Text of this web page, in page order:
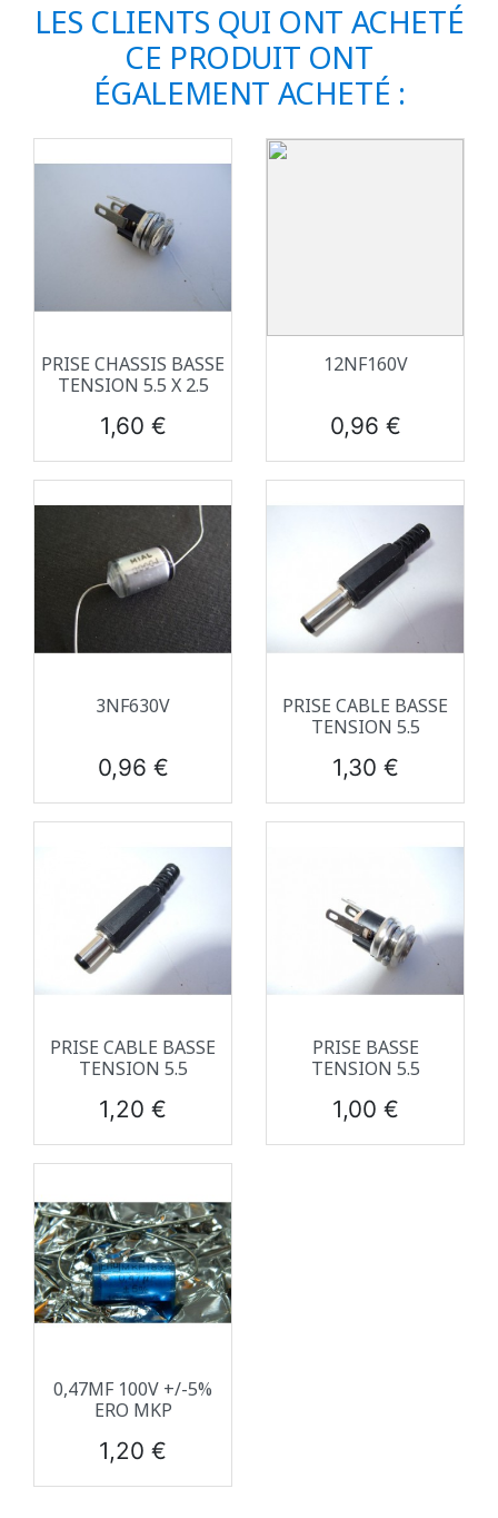
LES CLIENTS QUI ONT ACHETÉ
CE PRODUIT ONT
ÉGALEMENT ACHETÉ :
PRISE CHASSIS BASSE
TENSION 5.5 X 2.5
Prix
1,60 €
12NF160V
Prix
0,96 €
3NF630V
Prix
0,96 €
PRISE CABLE BASSE
TENSION 5.5
Prix
1,30 €
PRISE CABLE BASSE
TENSION 5.5
Prix
1,20 €
PRISE BASSE
TENSION 5.5
Prix
1,00 €
0,47ΜF 100V +/-5%
ERO MKP
Prix
1,20 €